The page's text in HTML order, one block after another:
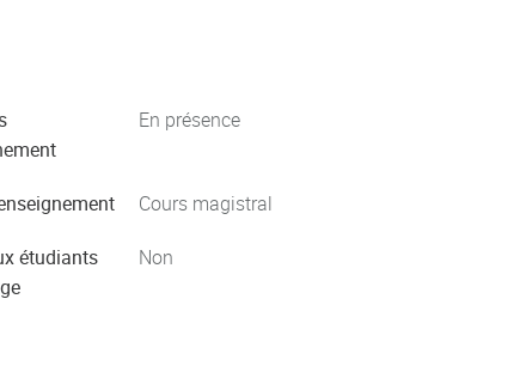
En présence
Cours magistral
étudiants
Non